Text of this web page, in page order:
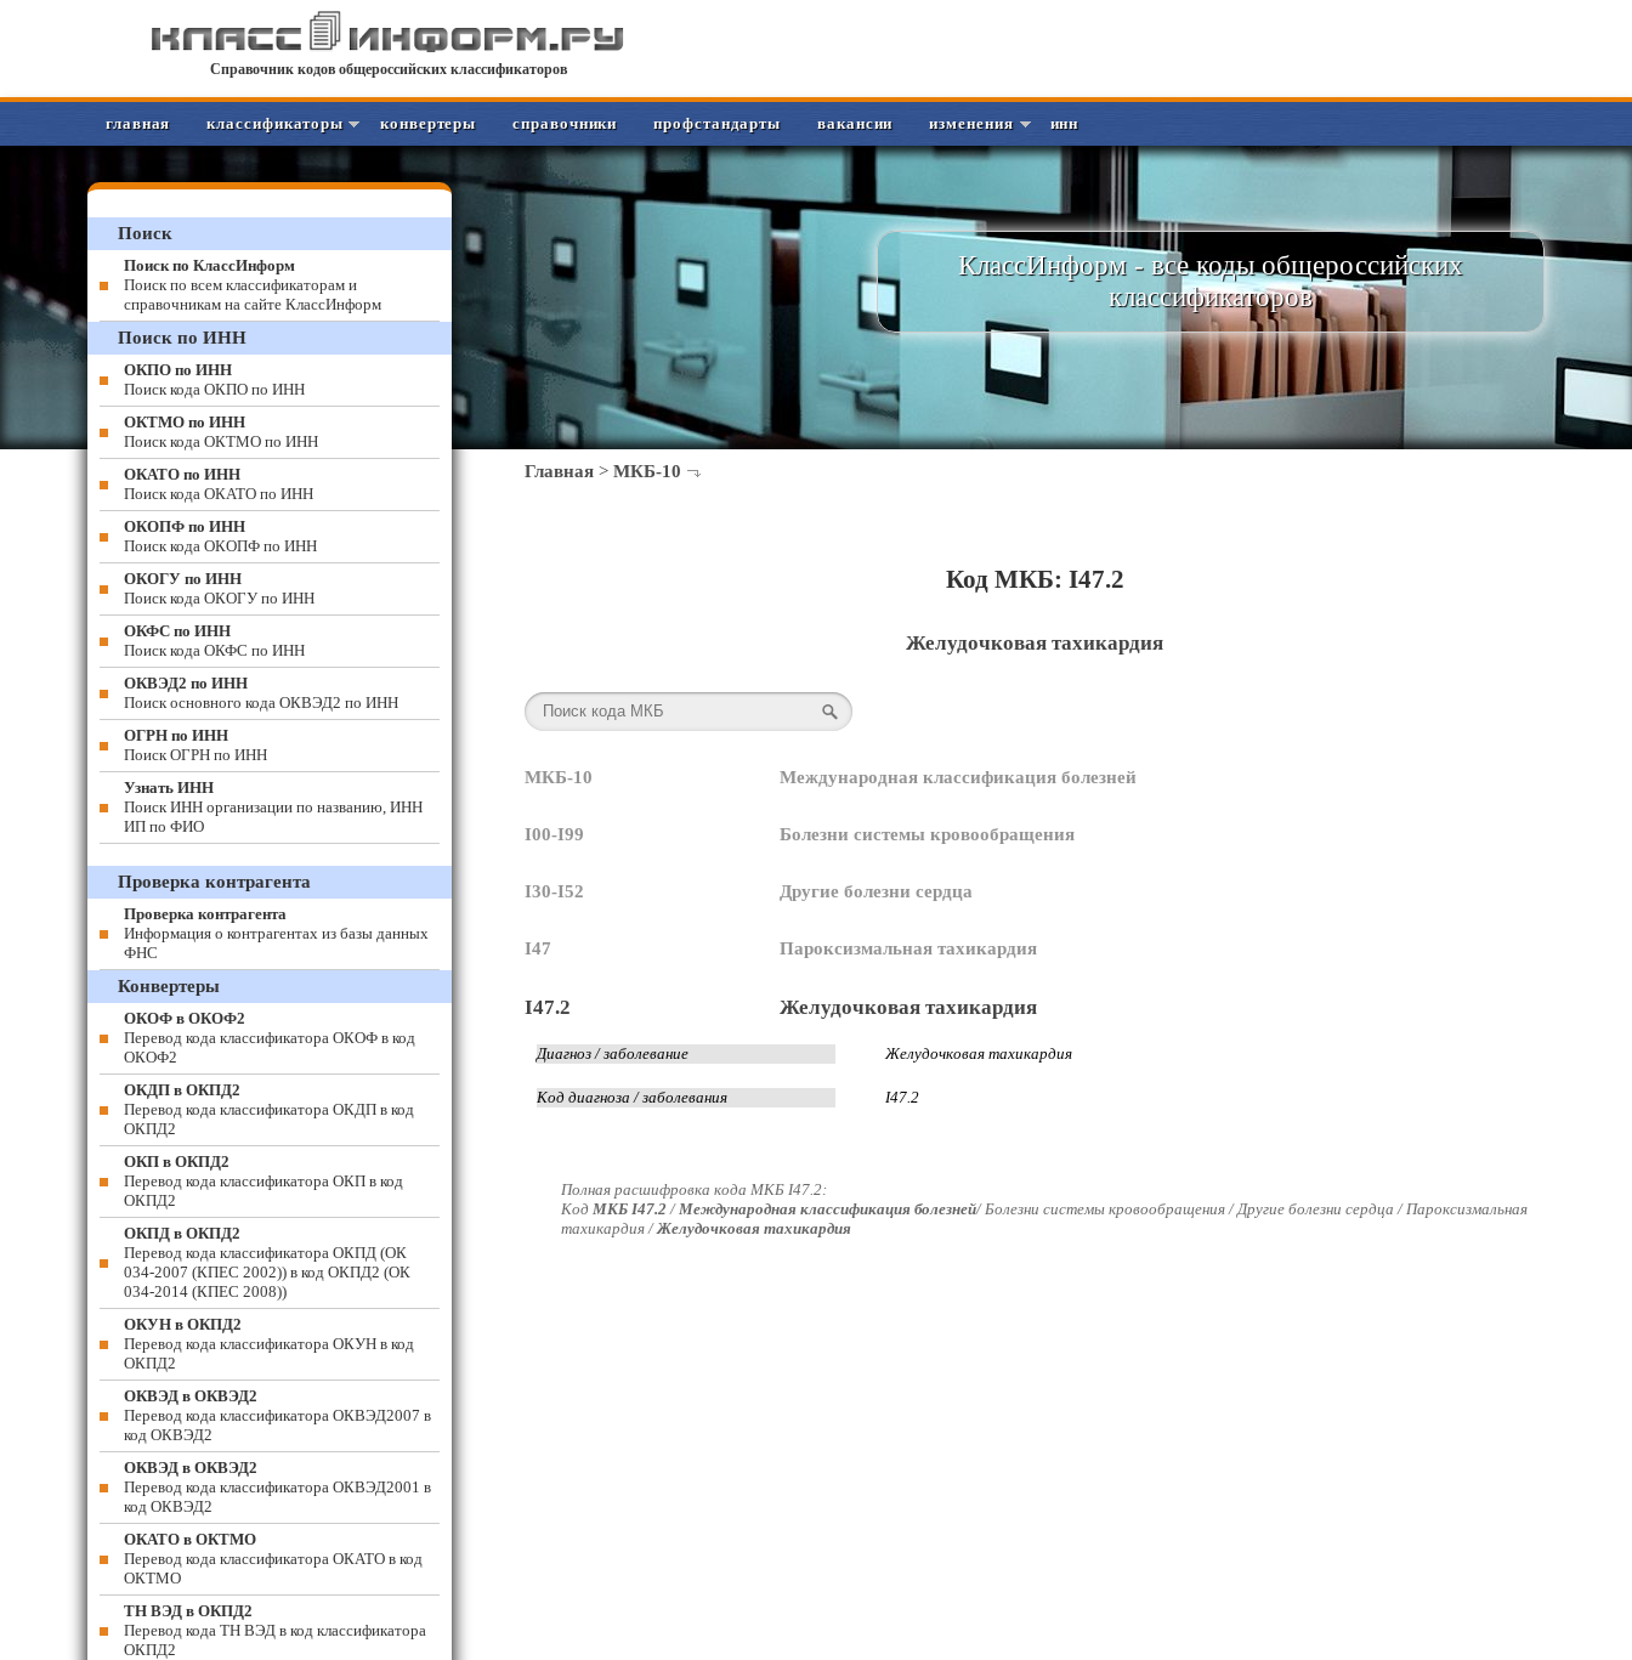
Справочник кодов общероссийских классификаторов
главная классификаторы конвертеры справочники профстандарты вакансии изменения инн
КлассИнформ - все коды общероссийских
классификаторов
Главная > МКБ-10
Код МКБ: I47.2
Желудочковая тахикардия
МКБ-10 Международная классификация болезней
I00-I99 Болезни системы кровообращения
I30-I52 Другие болезни сердца
I47 Пароксизмальная тахикардия
I47.2 Желудочковая тахикардия
Диагноз / заболевание Желудочковая тахикардия
Код диагноза / заболевания I47.2
Полная расшифровка кода МКБ I47.2:
Код МКБ I47.2 /Международная классификация болезней/ Болезни системы кровообращения / Другие болезни сердца / Пароксизмальная
тахикардия /Желудочковая тахикардия
Поиск
Поиск по КлассИнформ
Поиск по всем классификаторам и
справочникам на сайте КлассИнформ
Поиск по ИНН
ОКПО по ИНН
Поиск кода ОКПО по ИНН
ОКТМО по ИНН
Поиск кода ОКТМО по ИНН
ОКАТО по ИНН
Поиск кода ОКАТО по ИНН
ОКОПФ по ИНН
Поиск кода ОКОПФ по ИНН
ОКОГУ по ИНН
Поиск кода ОКОГУ по ИНН
ОКФС по ИНН
Поиск кода ОКФС по ИНН
ОКВЭД2 по ИНН
Поиск основного кода ОКВЭД2 по ИНН
ОГРН по ИНН
Поиск ОГРН по ИНН
Узнать ИНН
Поиск ИНН организации по названию, ИНН
ИП по ФИО
Проверка контрагента
Проверка контрагента
Информация о контрагентах из базы данных
ФНС
Конвертеры
ОКОФ в ОКОФ2
Перевод кода классификатора ОКОФ в код
ОКОФ2
ОКДП в ОКПД2
Перевод кода классификатора ОКДП в код
ОКПД2
ОКП в ОКПД2
Перевод кода классификатора ОКП в код
ОКПД2
ОКПД в ОКПД2
Перевод кода классификатора ОКПД (ОК
034-2007 (КПЕС 2002)) в код ОКПД2 (ОК
034-2014 (КПЕС 2008))
ОКУН в ОКПД2
Перевод кода классификатора ОКУН в код
ОКПД2
ОКВЭД в ОКВЭД2
Перевод кода классификатора ОКВЭД2007 в
код ОКВЭД2
ОКВЭД в ОКВЭД2
Перевод кода классификатора ОКВЭД2001 в
код ОКВЭД2
ОКАТО в ОКТМО
Перевод кода классификатора ОКАТО в код
ОКТМО
ТН ВЭД в ОКПД2
Перевод кода ТН ВЭД в код классификатора
ОКПД2